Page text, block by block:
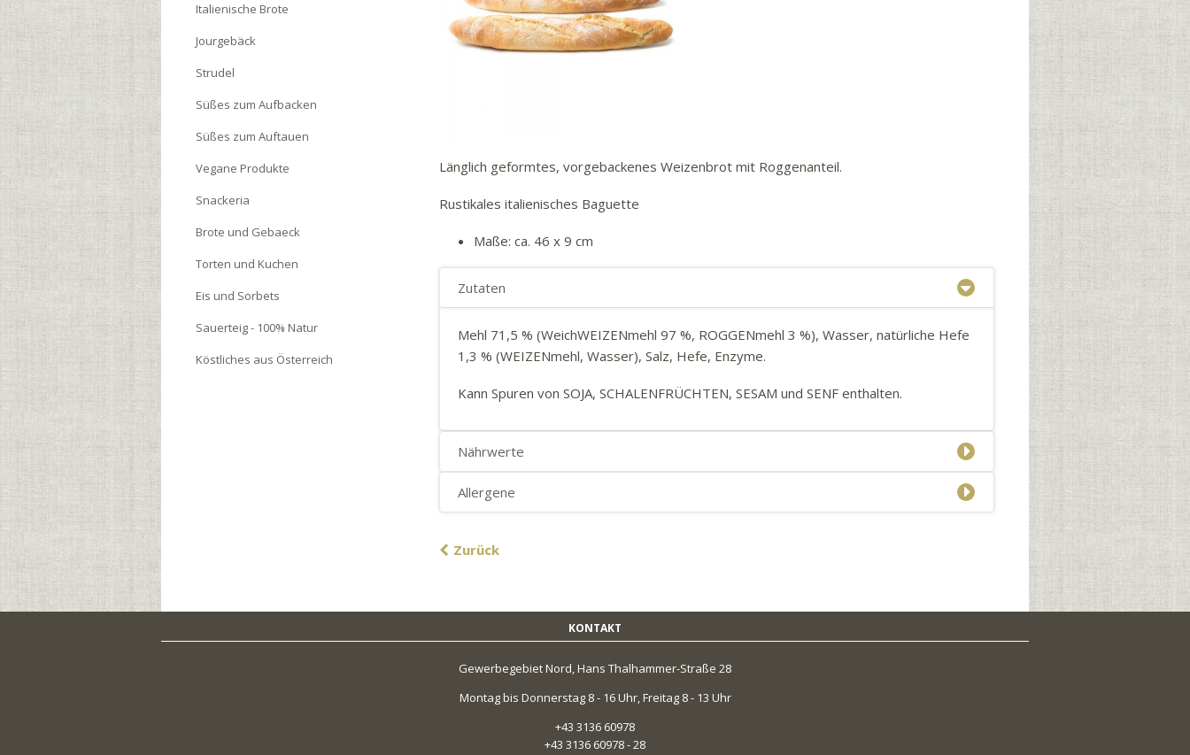
Länglich geformtes, vorgebackenes Weizenbrot mit Roggenanteil.
Rustikales italienisches Baguette
Maße: ca. 46 x 9 cm
Zutaten
Mehl 71,5 % (WeichWEIZENmehl 97 %, ROGGENmehl 3 %), Wasser, natürliche Hefe
1,3 % (WEIZENmehl, Wasser), Salz, Hefe, Enzyme.
Kann Spuren von SOJA, SCHALENFRÜCHTEN, SESAM und SENF enthalten.
Nährwerte
Allergene
Zurück
Italienische Brote
Jourgebäck
Strudel
Süßes zum Aufbacken
Süßes zum Auftauen
Vegane Produkte
Snackeria
Brote und Gebaeck
Torten und Kuchen
Eis und Sorbets
Sauerteig - 100% Natur
Köstliches aus Österreich
KONTAKT
Gewerbegebiet Nord, Hans Thalhammer-Straße 28
Montag bis Donnerstag 8 - 16 Uhr, Freitag 8 - 13 Uhr
+43 3136 60978
+43 3136 60978 - 28